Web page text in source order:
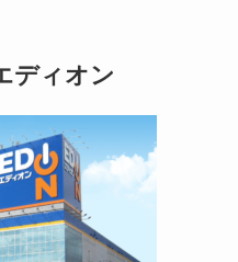
ディオン